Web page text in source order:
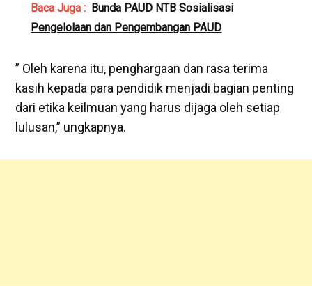
Baca Juga : Bunda PAUD NTB Sosialisasi
Pengelolaan dan Pengembangan PAUD
” Oleh karena itu, penghargaan dan rasa terima
kasih kepada para pendidik menjadi bagian penting
dari etika keilmuan yang harus dijaga oleh setiap
lulusan,” ungkapnya.